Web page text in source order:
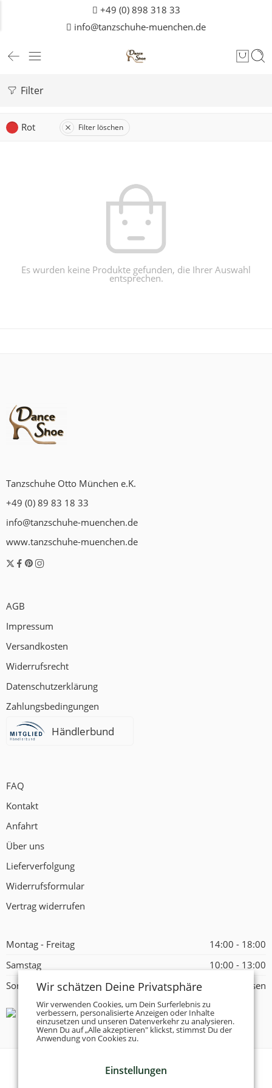
+49 (0) 898 318 33
info@tanzschuhe-muenchen.de
Filter
Rot Filter löschen
Es wurden keine Produkte gefunden, die Ihrer Auswahl
entsprechen.
Tanzschuhe Otto München e.K.
+49 (0) 89 83 18 33
info@tanzschuhe-muenchen.de
www.tanzschuhe-muenchen.de
AGB
Impressum
Versandkosten
Widerrufsrecht
Datenschutzerklärung
Zahlungsbedingungen
Händlerbund
FAQ
Kontakt
Anfahrt
Über uns
Lieferverfolgung
Widerrufsformular
Vertrag widerrufen
Montag - Freitag
14:00 - 18:00
Samstag
10:00 - 13:00
Sonntag
Geschlossen
Tanzschuhe Otto München e.K.
Wir schätzen Deine Privatsphäre
Wir verwenden Cookies, um Dein Surferlebnis zu
verbessern, personalisierte Anzeigen oder Inhalte
einzusetzen und unseren Datenverkehr zu analysieren.
Wenn Du auf „Alle akzeptieren" klickst, stimmst Du der
Anwendung von Cookies zu.
Einstellungen